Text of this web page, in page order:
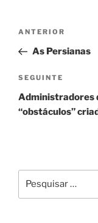
Navegação
artigos
Conteúdo
anterior
ANTERIOR
As Persianas
Conteúdo
seguinte
SEGUINTE
Administradores
“obstáculos”
por: